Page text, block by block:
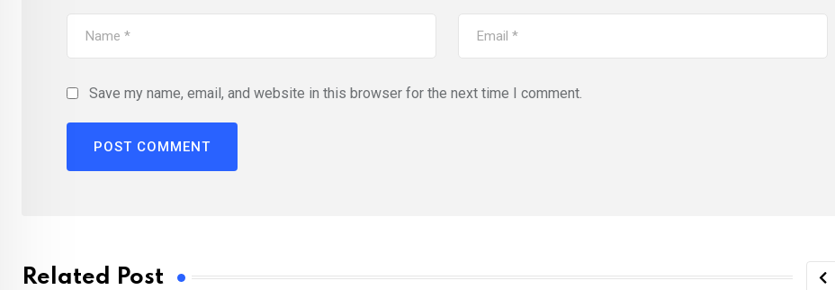
Save my name, email, and website in this browser for the next time I comment.
Related Post